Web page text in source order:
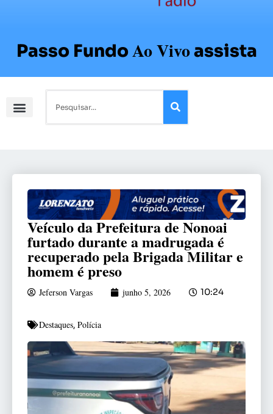
Passo FundoAo Vivoassista
Veículo da Prefeitura de Nonoai
furtado durante a madrugada é
recuperado pela Brigada Militar e
homem é preso
Jeferson Vargas junho 5, 2026 10:24
Destaques, Polícia